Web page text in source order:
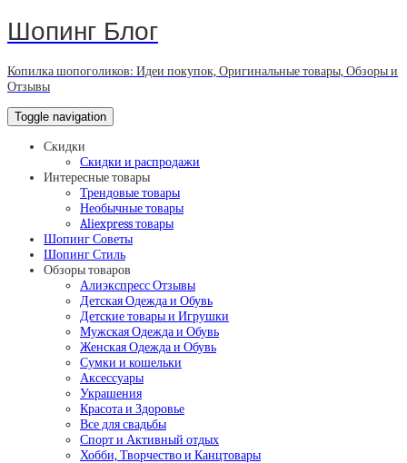
Шопинг Блог
Копилка шопоголиков: Идеи покупок, Оригинальные товары, Обзоры и
Отзывы
Toggle navigation
Скидки
Скидки и распродажи
Интересные товары
Трендовые товары
Необычные товары
Aliexpress товары
Шопинг Советы
Шопинг Стиль
Обзоры товаров
Алиэкспресс Отзывы
Детская Одежда и Обувь
Детские товары и Игрушки
Мужская Одежда и Обувь
Женская Одежда и Обувь
Сумки и кошельки
Аксессуары
Украшения
Красота и Здоровье
Все для свадьбы
Спорт и Активный отдых
Хобби, Творчество и Канцтовары